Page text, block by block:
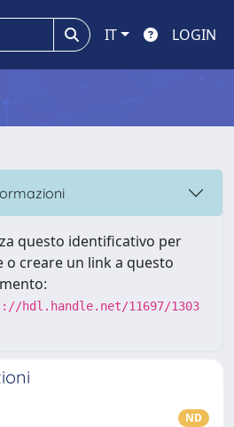
IT LOGIN
questo identificativo per
o creare un link a questo
hdl.handle.net/11697/1303
ND